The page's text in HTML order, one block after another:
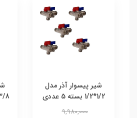
شیر پیسوار آذر مدل
1/2*1/2 بسته 5 عددی
9,980,000
3/8*1/2 بسته